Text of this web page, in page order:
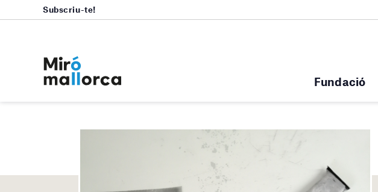
Fundació
Subscriu-te!